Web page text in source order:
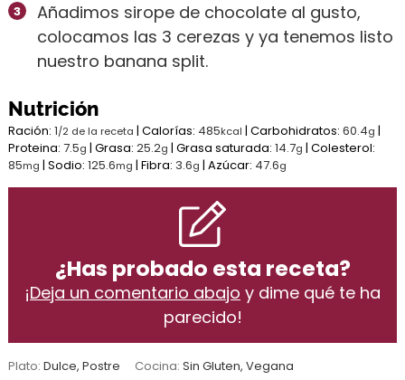
Añadimos sirope de chocolate al gusto,
colocamos las 3 cerezas y ya tenemos listo
nuestro banana split.
Nutrición
Ración:1/2 de la receta |Calorías: 485kcal |Carbohidratos:60.4g |
Proteina:7.5g |Grasa:25.2g |Grasa saturada:14.7g |Colesterol:
85mg |Sodio:125.6mg |Fibra: 3.6g |Azúcar: 47.6g
¿Has probado esta receta?
¡Deja un comentario abajo y dime qué te ha
parecido!
Plato:Dulce, Postre Cocina: Sin Gluten, Vegana